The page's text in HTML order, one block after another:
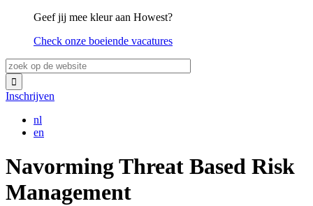
Geef jij mee kleur aan Howest?
Check onze boeiende vacatures
Inschrijven
nl
en
NavormingThreat Based Risk
Management